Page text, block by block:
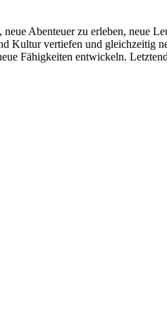
Abenteuer zu erleben, neue
Kultur vertiefen und gleichzeitig
Fähigkeiten entwickeln.